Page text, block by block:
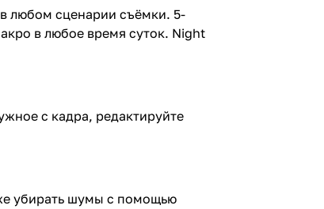
любом сценарии съёмки. 5-
в любое время суток. Night
с кадра, редактируйте
убирать шумы с помощью